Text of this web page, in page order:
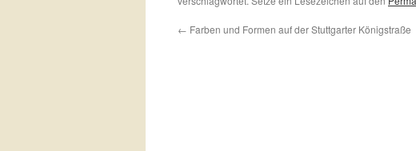
← Farben und Formen auf der Stuttgarter Königstraße